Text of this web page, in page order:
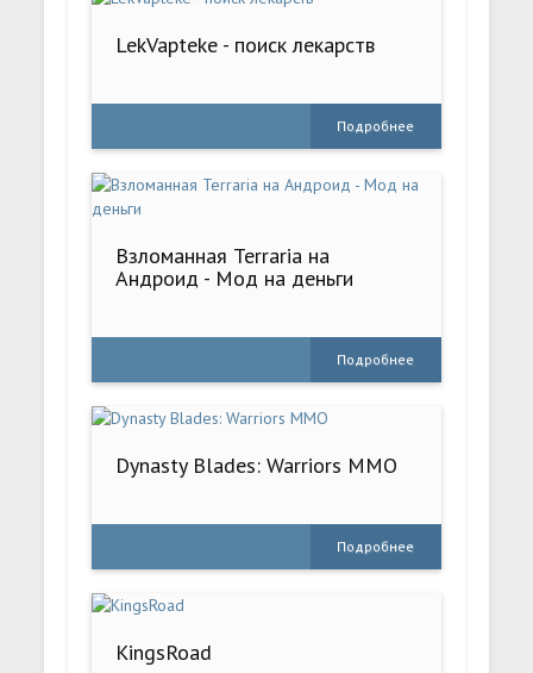
LekVapteke - поиск лекарств
Подробнее
Взломанная Terraria на
Андроид - Мод на деньги
Подробнее
Dynasty Blades: Warriors MMO
Подробнее
KingsRoad